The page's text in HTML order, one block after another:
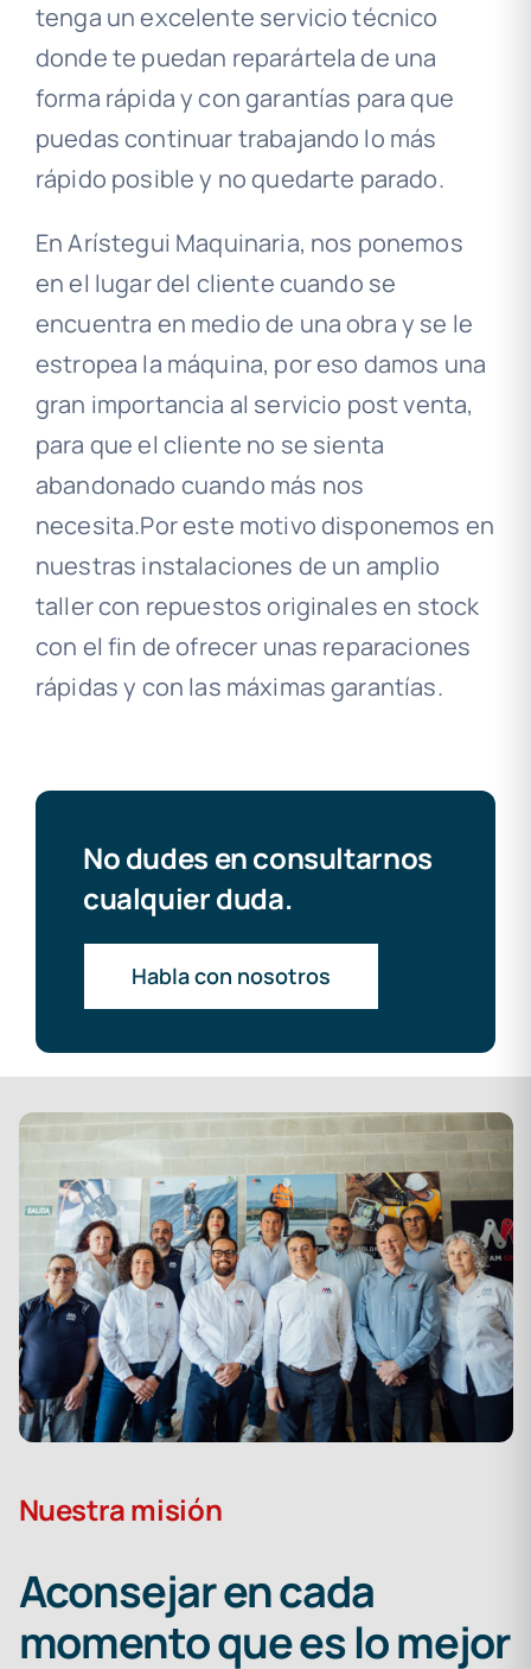
tenga un excelente servicio técnico
donde te puedan reparártela de una
forma rápida y con garantías para que
puedas continuar trabajando lo más
rápido posible y no quedarte parado.
En Arístegui Maquinaria, nos ponemos
en el lugar del cliente cuando se
encuentra en medio de una obra y se le
estropea la máquina, por eso damos una
gran importancia al servicio post venta,
para que el cliente no se sienta
abandonado cuando más nos
necesita.Por este motivo disponemos en
nuestras instalaciones de un amplio
taller con repuestos originales en stock
con el fin de ofrecer unas reparaciones
rápidas y con las máximas garantías.
No dudes en consultarnos
cualquier duda.
Habla con nosotros
Nuestra misión
Aconsejar en cada
momento que es lo mejor